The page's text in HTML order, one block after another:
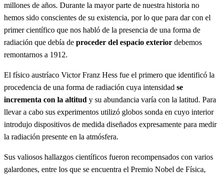
millones de años. Durante la mayor parte de nuestra historia no
hemos sido conscientes de su existencia, por lo que para dar con el
primer científico que nos habló de la presencia de una forma de
radiación que debía de proceder del espacio exterior debemos
remontarnos a 1912.
El físico austríaco Victor Franz Hess fue el primero que identificó la
procedencia de una forma de radiación cuya intensidad se
incrementa con la altitud y su abundancia varía con la latitud. Para
llevar a cabo sus experimentos utilizó globos sonda en cuyo interior
introdujo dispositivos de medida diseñados expresamente para medir
la radiación presente en la atmósfera.
Sus valiosos hallazgos científicos fueron recompensados con varios
galardones, entre los que se encuentra el Premio Nobel de Física,